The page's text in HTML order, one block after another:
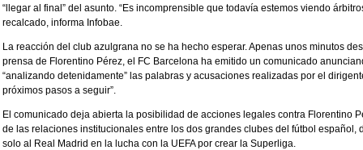
“llegar al final” del asunto. “Es incomprensible que todavía estemos viendo
recalcado, informa Infobae.
La reacción del club azulgrana no se ha hecho esperar. Apenas unos minutos
prensa de Florentino Pérez, el FC Barcelona ha emitido un comunicado
“analizando detenidamente” las palabras y acusaciones realizadas por el
próximos pasos a seguir”.
El comunicado deja abierta la posibilidad de acciones legales contra Florentino
de las relaciones institucionales entre los dos grandes clubes del fútbol español,
solo al Real Madrid en la lucha con la UEFA por crear la Superliga.